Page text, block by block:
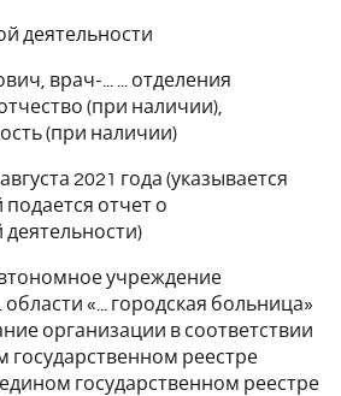
деятельности
врач-... ... отделения
(при наличии),
(при наличии)
2021 года (указывается
отчет о
учреждение
«... городская больница»
организации в соответствии
государственном реестре
государственном реестре